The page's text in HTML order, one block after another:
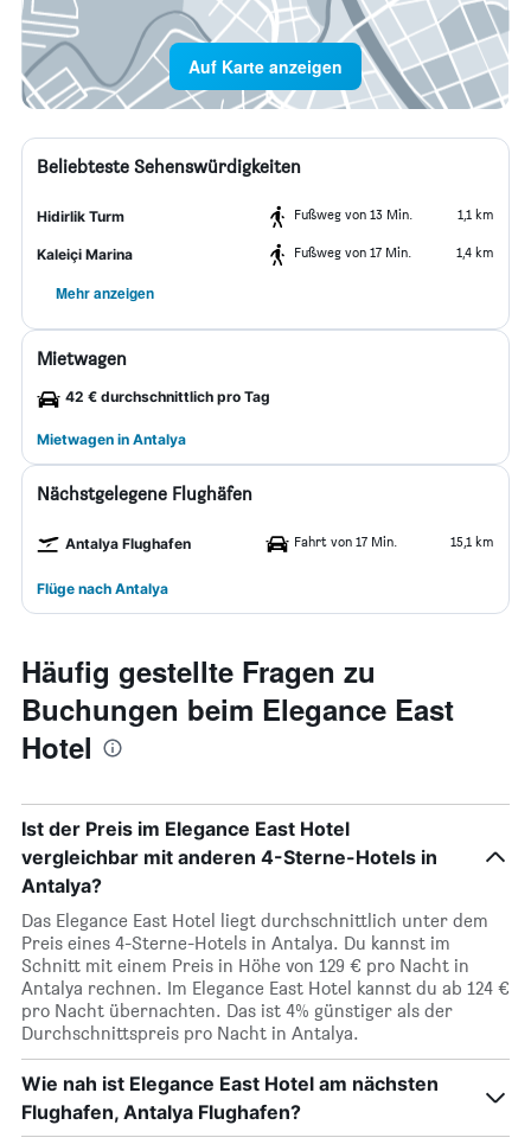
Auf Karte anzeigen
Beliebteste Sehenswürdigkeiten
Hidirlik Turm Fußweg von 13 Min. 1,1 km
Kaleiçi Marina Fußweg von 17 Min. 1,4 km
Mehr anzeigen
Mietwagen
42 € durchschnittlich pro Tag
Mietwagen in Antalya
Nächstgelegene Flughäfen
Antalya Flughafen Fahrt von 17 Min. 15,1 km
Flüge nach Antalya
Häufig gestellte Fragen zu
Buchungen beim Elegance East
Hotel
Ist der Preis im Elegance East Hotel
vergleichbar mit anderen 4-Sterne-Hotels in
Antalya?
Das Elegance East Hotel liegt durchschnittlich unter dem
Preis eines 4-Sterne-Hotels in Antalya. Du kannst im
Schnitt mit einem Preis in Höhe von 129 € pro Nacht in
Antalya rechnen. Im Elegance East Hotel kannst du ab 124 €
pro Nacht übernachten. Das ist 4% günstiger als der
Durchschnittspreis pro Nacht in Antalya.
Wie nah ist Elegance East Hotel am nächsten
Flughafen, Antalya Flughafen?